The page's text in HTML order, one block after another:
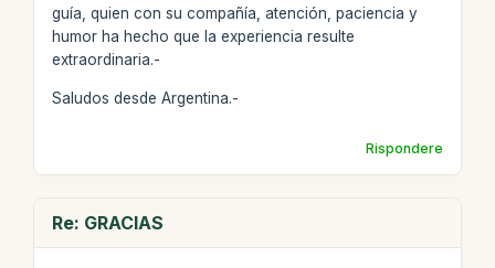
guía, quien con su compañía, atención, paciencia y
humor ha hecho que la experiencia resulte
extraordinaria.-
Saludos desde Argentina.-
Rispondere
Re: GRACIAS